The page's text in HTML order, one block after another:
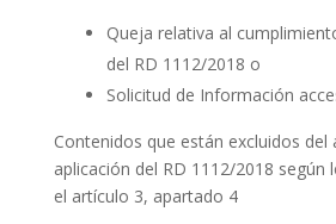
Queja relativa al
del RD 1112/2018 o
Solicitud de Información
Contenidos que están excluidos del
aplicación del RD 1112/2018 según
el artículo 3, apartado 4